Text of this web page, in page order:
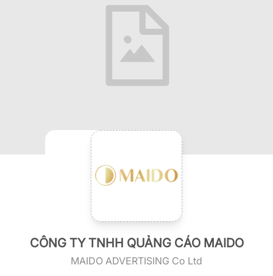
CÔNG TY TNHH QUẢNG CÁO MAIDO
MAIDO ADVERTISING Co Ltd